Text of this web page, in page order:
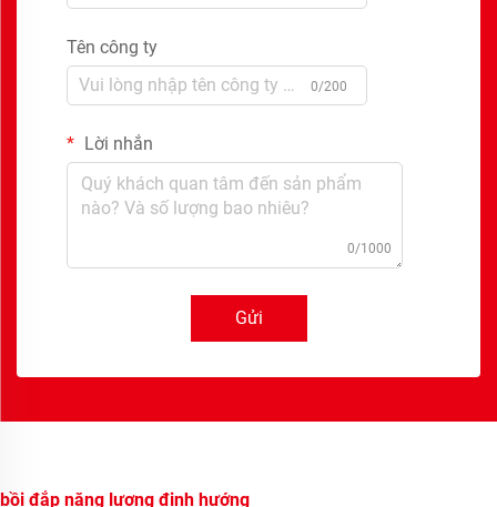
Tên công ty
0/200
Lời nhắn
0/1000
Gửi
bồi đắp năng lượng định hướng